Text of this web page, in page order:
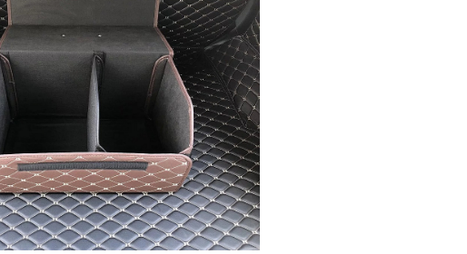
Toyota
Wanderer
ЗИЛ
ТагАЗ